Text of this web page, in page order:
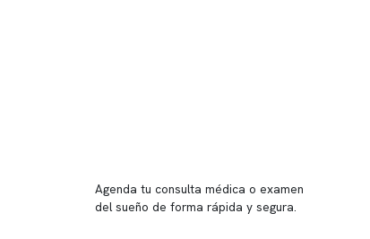
Agenda tu consulta médica o examen
del sueño de forma rápida y segura.